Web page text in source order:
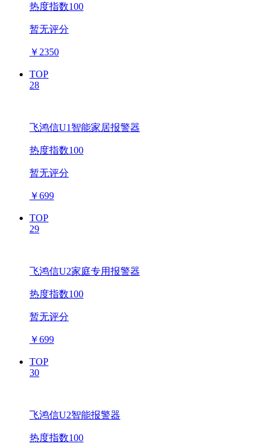
热度指数100
暂无评分
￥ 2350
TOP
28
飞鸿信U1智能家居报警器
热度指数100
暂无评分
￥699
TOP
29
飞鸿信U2家庭专用报警器
热度指数100
暂无评分
￥699
TOP
30
飞鸿信U2智能报警器
热度指数100